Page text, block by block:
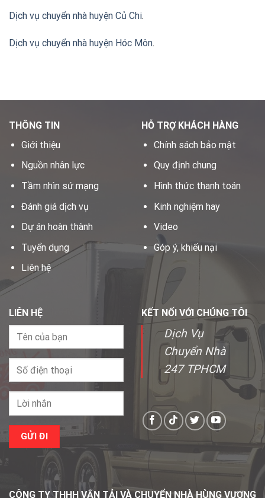
Dịch vụ chuyển nhà huyện Củ Chi.
Dịch vụ chuyển nhà huyện Hóc Môn.
THÔNG TIN
Giới thiệu
Nguồn nhân lực
Tầm nhìn sứ mạng
Đánh giá dịch vụ
Dự án hoàn thành
Tuyển dụng
Liên hệ
HỖ TRỢ KHÁCH HÀNG
Chính sách bảo mật
Quy định chung
Hình thức thanh toán
Kinh nghiệm hay
Video
Góp ý, khiếu nại
LIÊN HỆ KẾT NỐI VỚI CHÚNG TÔI
Dịch Vụ
Chuyển Nhà
247 TPHCM
CÔNG TY THHH VẬN TẢI VÀ CHUYỂN NHÀ HÙNG VƯƠNG